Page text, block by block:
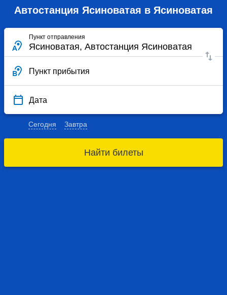
Автостанция Ясиноватая в Ясиноватая
Пункт отправления
Пункт прибытия
Дата
Сегодня Завтра
Найти билеты